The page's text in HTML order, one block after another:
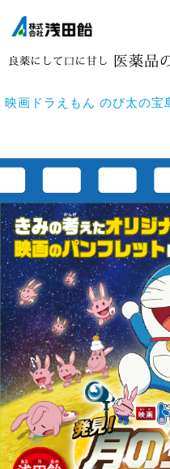
映画ドラえもん のび太の宝